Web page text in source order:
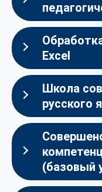
Excel
Школа
русского
(базовый